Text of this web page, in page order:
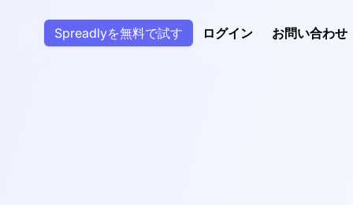
お問い合わせ
ログイン
Spreadlyを無料で試す